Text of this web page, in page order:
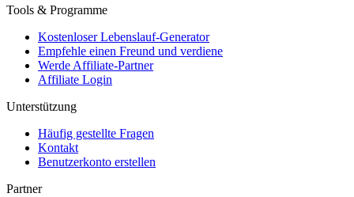
Tools & Programme
Kostenloser Lebenslauf-Generator
Empfehle einen Freund und verdiene
Werde Affiliate-Partner
Affiliate Login
Unterstützung
Häufig gestellte Fragen
Kontakt
Benutzerkonto erstellen
Partner